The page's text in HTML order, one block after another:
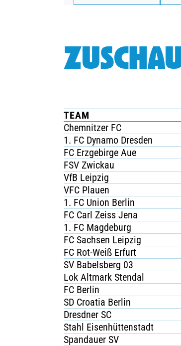
TICKETING
TEAM
Chemnitzer FC
1. FC Dynamo Dresden
FC Erzgebirge Aue
FSV Zwickau
VfB Leipzig
VFC Plauen
1. FC Union Berlin
FC Carl Zeiss Jena
1. FC Magdeburg
FC Sachsen Leipzig
FC Rot-Weiß Erfurt
SV Babelsberg 03
Lok Altmark Stendal
FC Berlin
SD Croatia Berlin
Dresdner SC
Stahl Eisenhüttenstadt
Spandauer SV